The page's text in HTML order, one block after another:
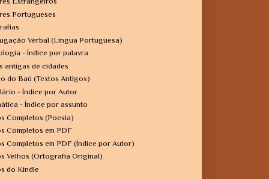
Portugueses
Verbal (Língua Portuguesa)
- Índice por palavra
antigas de cidades
do Baú (Textos Antigos)
- Índice por Autor
- Índice por assunto
Completos (Poesia)
Completos em PDF
Completos em PDF (Índice por Autor)
Velhos (Ortografia Original)
do Kindle